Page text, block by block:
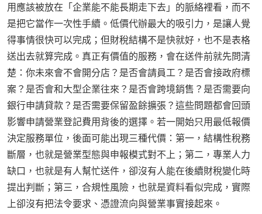
用應該被放在「企業能不能長期走下去」的脈絡裡看，而不
是把它當作一次性手續。低價代辦最大的吸引力，是讓人覺
得事情很快可以完成；但財稅結構不是快就好，也不是表格
送出去就算完成。真正有價值的服務，會在送件前就先問清
楚：你未來會不會開分店？是否會請員工？是否會接政府標
案？是否會和大型企業往來？是否會跨境銷售？是否需要向
銀行申請貸款？是否需要保留盈餘擴張？這些問題都會回頭
影響申請營業登記費用背後的選擇。若一開始只用最低報價
決定服務單位，後面可能出現三種代價：第一，結構性稅務
斷層，也就是營業型態與申報模式對不上；第二，專業人力
缺口，也就是有人幫忙送件，卻沒有人能在後續財稅變化時
提出判斷；第三，合規性風險，也就是資料看似完成，實際
上卻沒有把法令要求、憑證流向與營業事實接起來。